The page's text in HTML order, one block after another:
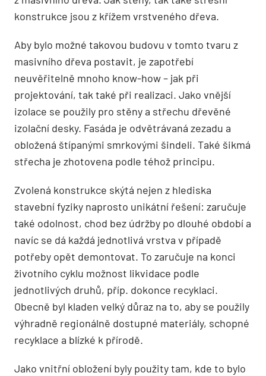
konstrukce jsou z křížem vrstveného dřeva.
Aby bylo možné takovou budovu v tomto tvaru z
masivního dřeva postavit, je zapotřebí
neuvěřitelně mnoho know-how – jak při
projektování, tak také při realizaci. Jako vnější
izolace se použily pro stěny a střechu dřevěné
izolační desky. Fasáda je odvětrávaná zezadu a
obložená štípanými smrkovými šindeli. Také šikmá
střecha je zhotovena podle téhož principu.
Zvolená konstrukce skýtá nejen z hlediska
stavební fyziky naprosto unikátní řešení: zaručuje
také odolnost, chod bez údržby po dlouhé období a
navíc se dá každá jednotlivá vrstva v případě
potřeby opět demontovat. To zaručuje na konci
životního cyklu možnost likvidace podle
jednotlivých druhů, příp. dokonce recyklaci.
Obecně byl kladen velký důraz na to, aby se použily
výhradně regionálně dostupné materiály, schopné
recyklace a blízké k přírodě.
Jako vnitřní obložení byly použity tam, kde to bylo